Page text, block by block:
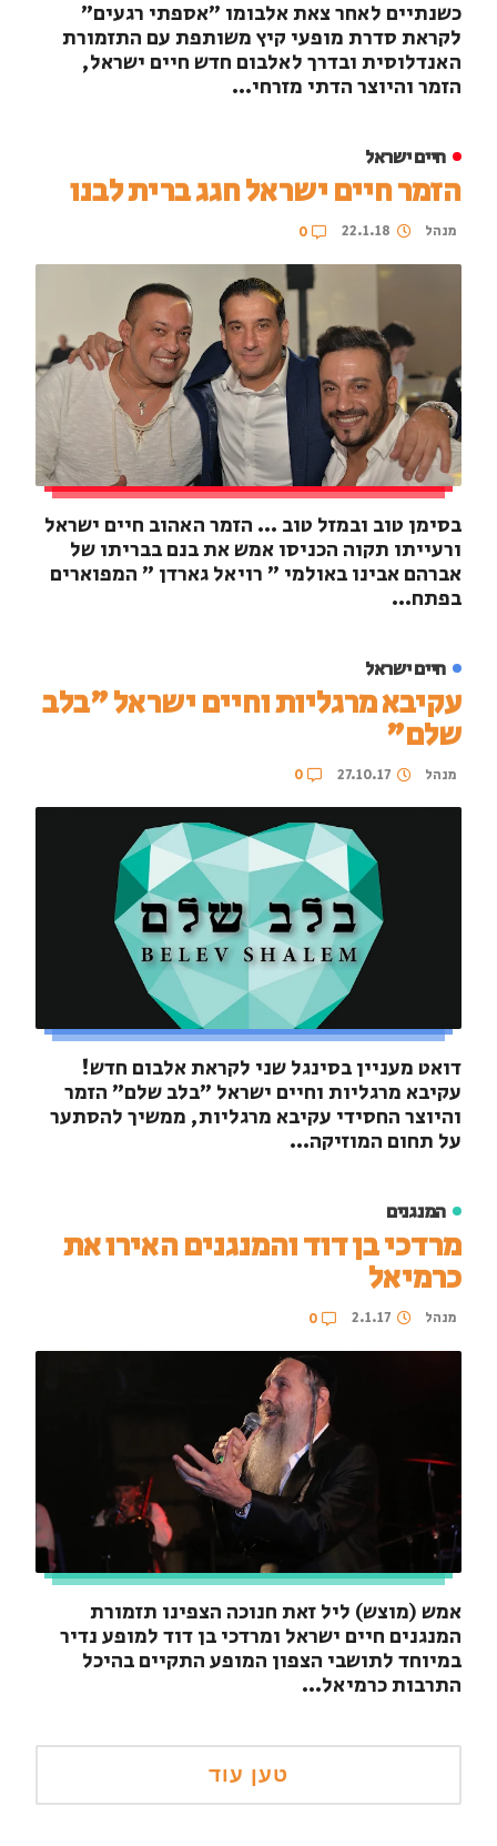
כשנתיים לאחר צאת אלבומו "אספתי רגעים"
לקראת סדרת מופעי קיץ משותפת עם התזמורת
האנדלוסית ובדרך לאלבום חדש חיים ישראל,
הזמר והיוצר הדתי מזרחי...
חיים ישראל
הזמר חיים ישראל חגג ברית לבנו
מנהל 22.1.18
0
בסימן טוב ובמזל טוב ... הזמר האהוב חיים ישראל
ורעייתו תקוה הכניסו אמש את בנם בבריתו של
אברהם אבינו באולמי " רויאל גארדן " המפוארים
בפתח...
חיים ישראל
עקיבא מרגליות וחיים ישראל "בלב
שלם"
מנהל 27.10.17
0
דואט מעניין בסינגל שני לקראת אלבום חדש!
עקיבא מרגליות וחיים ישראל "בלב שלם" הזמר
והיוצר החסידי עקיבא מרגליות, ממשיך להסתער
על תחום המוזיקה...
המנגנים
מרדכי בן דוד והמנגנים האירו את
כרמיאל
מנהל 2.1.17
0
אמש (מוצש) ליל זאת חנוכה הצפינו תזמורת
המנגנים חיים ישראל ומרדכי בן דוד למופע נדיר
במיוחד לתושבי הצפון המופע התקיים בהיכל
התרבות כרמיאל...